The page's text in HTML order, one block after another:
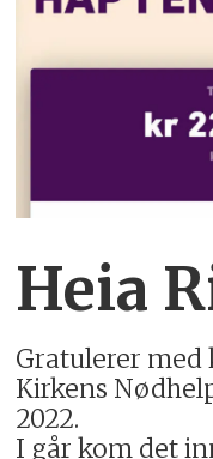
Heia
Gratulerer
Kirkens
2022.
I går kom det